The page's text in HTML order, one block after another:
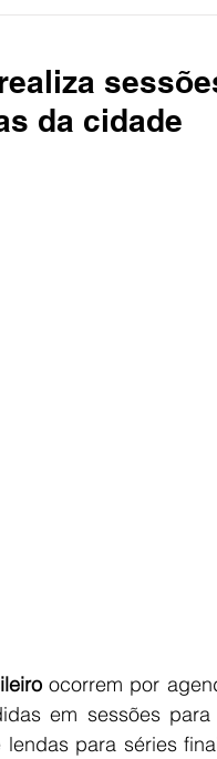
Pinheiro Machado
da cidade
ocorrem por
em sessões para
para séries